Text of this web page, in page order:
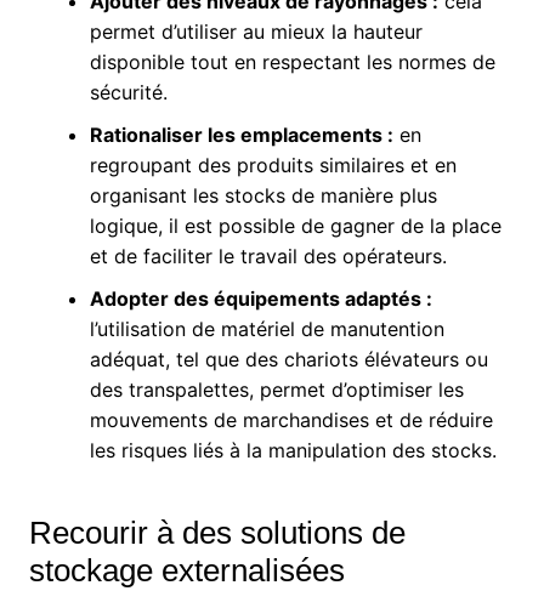
permet d’utiliser au mieux la hauteur
disponible tout en respectant les normes de
sécurité.
Rationaliser les emplacements : en
regroupant des produits similaires et en
organisant les stocks de manière plus
logique, il est possible de gagner de la place
et de faciliter le travail des opérateurs.
Adopter des équipements adaptés :
l’utilisation de matériel de manutention
adéquat, tel que des chariots élévateurs ou
des transpalettes, permet d’optimiser les
mouvements de marchandises et de réduire
les risques liés à la manipulation des stocks.
Recourir à des solutions de
stockage externalisées